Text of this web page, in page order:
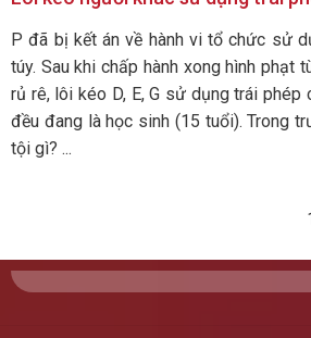
P đã bị kết án về hành vi tổ chức sử
túy. Sau khi chấp hành xong hình phạt
rủ rê, lôi kéo D, E, G sử dụng trái phép
đều đang là học sinh (15 tuổi). Trong
tội gì? ...